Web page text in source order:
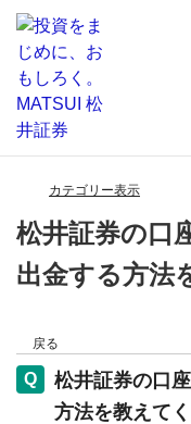
カテゴリー表示
松井証券の口
出金する方法
戻る
松井証券の口
方法を教えてく